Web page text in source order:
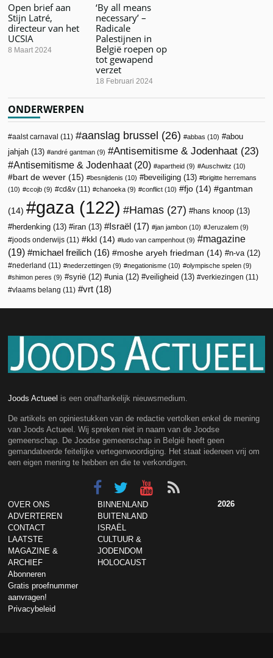
Open brief aan
Stijn Latré,
directeur van het
UCSIA
8 Maart 2024
‘By all means
necessary’ –
Radicale
Palestijnen in
België roepen op
tot gewapend
verzet
18 Februari 2024
ONDERWERPEN
aalst carnaval (11) aanslag brussel (26) abbas (10)
abou
jahjah (13) andré gantman (9) Antisemitisme & Jodenhaat (23)
Antisemitisme & Jodenhaat(20) apartheid (9) Auschwitz (10)
bart de wever (15) besnijdenis (10) beveiliging (13)
brigitte herremans
(10)
ccojb (9) cd&v (11) chanoeka (9) conflict (10) fjo (14) gantman
(14) gaza(122) Hamas (27) hans knoop (13)
herdenking (13) iran (13) Israël (17) jan jambon (10) Jeruzalem (9)
joods onderwijs (11) kkl (14) ludo van campenhout (9)
magazine
(19)
michael freilich (16) moshe aryeh friedman (14) n-va (12)
nederland (11) nederzettingen (9) negationisme (10) olympische spelen (9)
shimon peres (9) syrië (12) unia (12) veiligheid (13) verkiezingen (11)
vlaams belang (11) vrt (18)
Joods Actueel is een onafhankelijk nieuwsmedium.
De artikels en opiniestukken van de redactie vertolken enkel de mening
van Joods Actueel. Wij spreken niet in naam van de Joodse
gemeenschap. De Joodse gemeenschap in België heeft geen
gemandateerde feitelijke vertegenwoordiging. Het staat iedereen vrij om
een eigen mening te hebben en die te verkondigen.
OVER ONS
ADVERTEREN
CONTACT
LAATSTE
MAGAZINE &
ARCHIEF
Abonneren
Gratis proefnummer
aanvragen!
Privacybeleid
BINNENLAND
BUITENLAND
ISRAËL
CULTUUR &
JODENDOM
HOLOCAUST
2026